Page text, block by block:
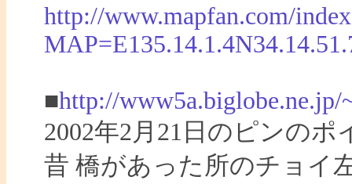
http://www.mapfan.com/
■http://www5a.biglobe.ne.jp/
2002年2月21日のピンの
昔 橋があった所のチョイ